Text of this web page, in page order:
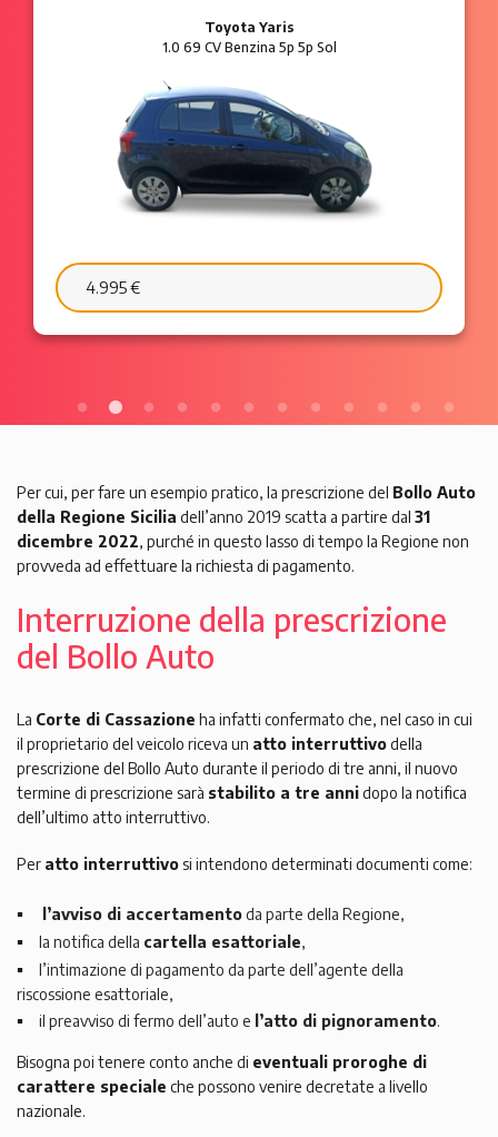
Toyota Yaris
1.0 69 CV Benzina 5p 5p Sol
4.995 €
Per cui, per fare un esempio pratico, la prescrizione del Bollo Auto
della Regione Sicilia dell’anno 2019 scatta a partire dal 31
dicembre 2022, purché in questo lasso di tempo la Regione non
provveda ad effettuare la richiesta di pagamento.
Interruzione della prescrizione
del Bollo Auto
La Corte di Cassazione ha infatti confermato che, nel caso in cui
il proprietario del veicolo riceva un atto interruttivodella
prescrizione del Bollo Auto durante il periodo di tre anni, il nuovo
termine di prescrizione sarà stabilito a tre annidopo la notifica
dell’ultimo atto interruttivo.
Per atto interruttivosi intendono determinati documenti come:
l’avviso di accertamentoda parte della Regione,
la notifica della cartella esattoriale,
l’intimazione di pagamento da parte dell’agente della
riscossione esattoriale,
il preavviso di fermo dell’auto e l’atto di pignoramento.
Bisogna poi tenere conto anche di eventuali proroghe di
carattere speciale che possono venire decretate a livello
nazionale.